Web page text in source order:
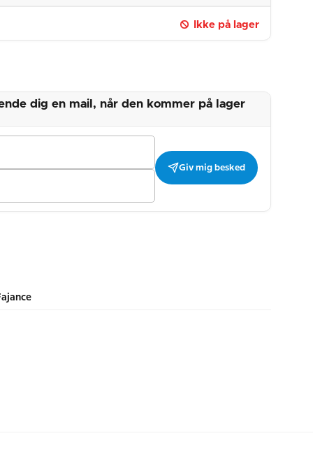
Ikke på lager
dig en mail, når den kommer på lager
Giv mig besked